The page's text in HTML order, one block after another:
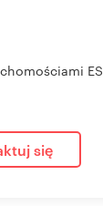
się